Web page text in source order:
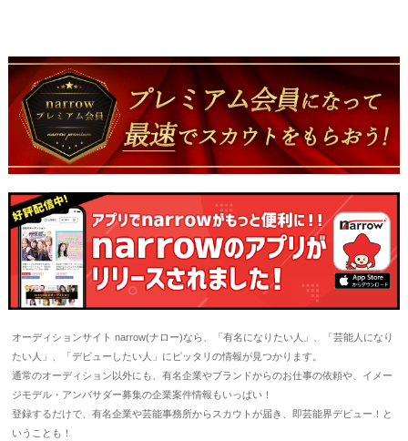
オーディションサイト narrow(ナロー)なら、「有名になりたい人」、「芸能人になり
たい人」、「デビューしたい人」にピッタリの情報が見つかります。
通常のオーディション以外にも、有名企業やブランドからのお仕事の依頼や、イメー
ジモデル・アンバサダー募集の企業案件情報もいっぱい！
登録するだけで、有名企業や芸能事務所からスカウトが届き、即芸能界デビュー！と
いうことも！